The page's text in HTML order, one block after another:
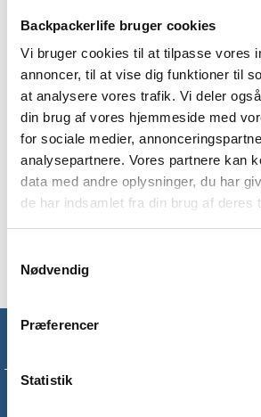
Backpackerlife bruger cookies
Vi bruger cookies til at tilpasse vores
annoncer, til at vise dig funktioner til
at analysere vores trafik. Vi deler
din brug af vores hjemmeside med
for sociale medier,
analysepartnere. Vores partnere kan
data med andre oplysninger, du har
de har indsamlet fra din brug af deres
Nødvendig
Præferencer
Statistik
BESKRIVELSE BRAND
Med Yellowstones drikkeflaske i rustfrit
funktionel og holdbar drikkeflaske.
og passer ned i de fleste flaskeholdere.
et flip-up mundstykke med et indvendigt
nem at benytte. Flasken er BPA fri.
En drikkeflaske i rustfrit stål er et
købe plastikflasker under turen – så det
pengepung og for miljøet! Farven på
Tilmeld dig vores nyhedsbrev og modtag